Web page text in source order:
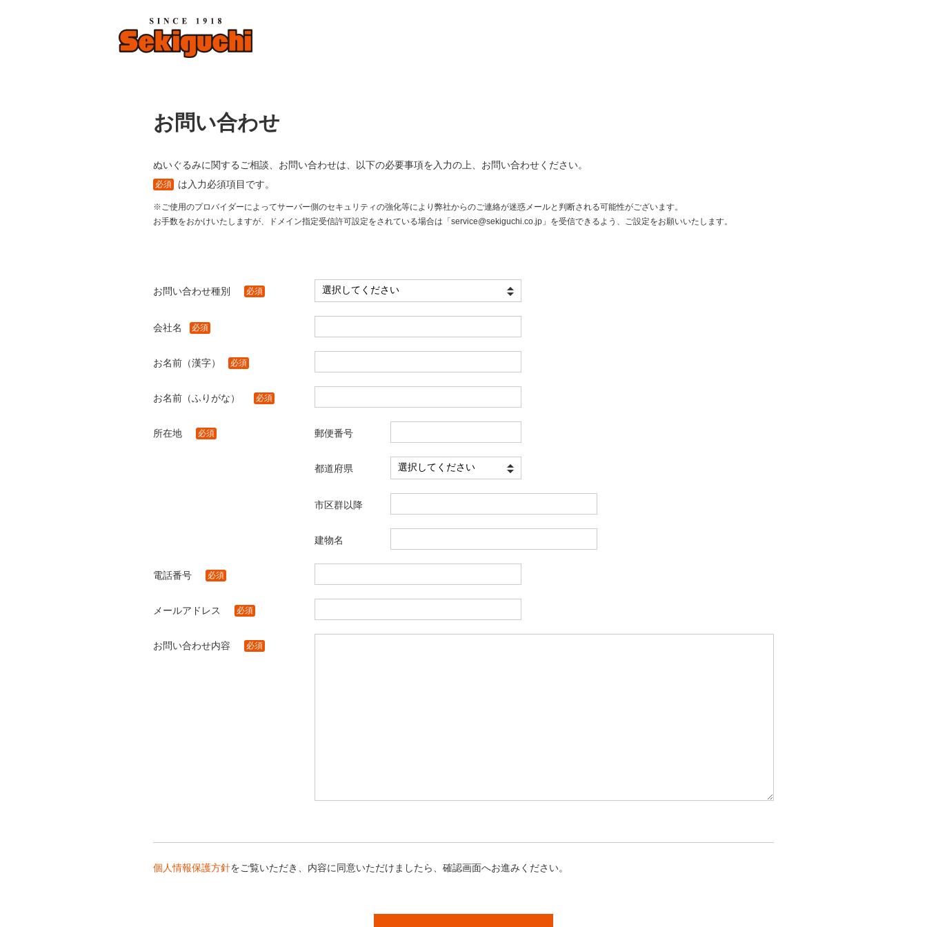
お問い合わせ
ぬいぐるみに関するご相談、お問い合わせは、以下の必要事項を入力の上、お問い合わせください。
必須 は入力必須項目です。
※ご使用のプロバイダーによってサーバー側のセキュリティの強化等により弊社からのご連絡が迷惑メールと判断される可能性がございます。
お手数をおかけいたしますが、ドメイン指定受信許可設定をされている場合は「service@sekiguchi.co.jp」を受信できるよう、ご設定をお願いいたします。
お問い合わせ種別 必須
会社名 必須
お名前（漢字） 必須
お名前（ふりがな） 必須
所在地 必須 郵便番号
都道府県
市区群以降
建物名
電話番号 必須
メールアドレス 必須
お問い合わせ内容 必須
個人情報保護方針をご覧いただき、内容に同意いただけましたら、確認画面へお進みください。